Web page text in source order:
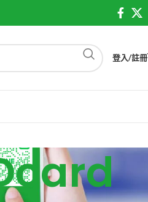
登入/註冊